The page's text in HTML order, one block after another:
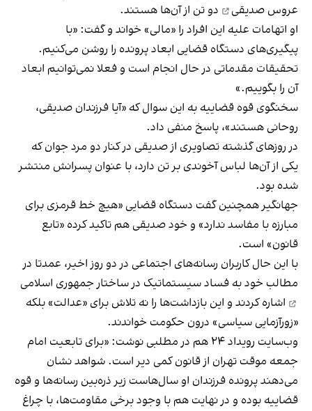
عروس صدیقی
دو تن از آن‌ها هستند.
او اتهامات علیه این افراد را «مالی» خواند و گفت: «با
پیگیری‌های دستگاه قضایی ابعاد پرونده را روشن می‌کنیم.
تحقیقات مقدماتی در حال انجام است و فعلا نمی‌توانیم ابعاد
آن را بگوییم.»
سخنگوی قوه قضاییه به این سوال که «آیا فرزندان صدیقی،
روحانی هستند»، پاسخ منفی داد.
در روزهای گذشته تصاویری از صدیقی در کنار دو مرد جوان که
یکی از آن‌ها لباس آخوندی بر تن دارد، با عنوان پسرانش منتشر
شده بود.
جهانگیر همچنین گفت دستگاه قضایی «هیچ ‌خط قرمزی برای
مبارزه با مفاسد ندارد» و خود صدیقی هم تاکید کرده «تابع
قانون» است.
با این‌ حال کاربران رسانه‌های اجتماعی در دو روز اخیر، عمدتا در
مطالب خود به فساد سیستماتیک در ساختار جمهوری اسلامی
اشاره کردند و این بازداشت‌ها را نه تلاش برای «عدالت» بلکه
«زورآزمایی سیاسی» درون حکومت خواندند.
وب‌سایت رویداد ۲۴ هم در مطلبی نوشت: «برای تابعیت امام
جمعه موقت تهران از قانون کمی دیر است. شواهد نشان
می‌دهند پرونده فرزندان او سال‌هاست زیر ذره‌بین رسانه‌ها و قوه
قضاییه بوده و در نهایت هم با وجود برخی مقاومت‌ها، با چراغ